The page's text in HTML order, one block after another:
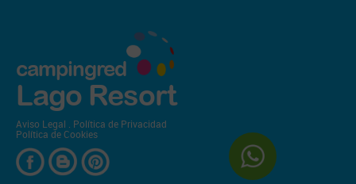
campingred
Lago Resort
Aviso Legal
Política de Privacidad
Política de Cookies